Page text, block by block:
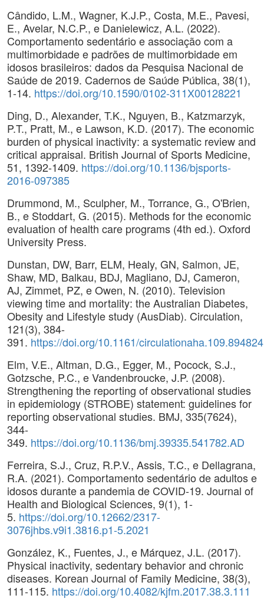
Cândido, L.M., Wagner, K.J.P., Costa, M.E., Pavesi,
E., Avelar, N.C.P., e Danielewicz, A.L. (2022).
Comportamento sedentário e associação com a
multimorbidade e padrões de multimorbidade em
idosos brasileiros: dados da Pesquisa Nacional de
Saúde de 2019. Cadernos de Saúde Pública, 38(1),
1-14. https://doi.org/10.1590/0102-311X00128221
Ding, D., Alexander, T.K., Nguyen, B., Katzmarzyk,
P.T., Pratt, M., e Lawson, K.D. (2017). The economic
burden of physical inactivity: a systematic review and
critical appraisal. British Journal of Sports Medicine,
51, 1392-1409. https://doi.org/10.1136/bjsports-
2016-097385
Drummond, M., Sculpher, M., Torrance, G., O'Brien,
B., e Stoddart, G. (2015). Methods for the economic
evaluation of health care programs (4th ed.). Oxford
University Press.
Dunstan, DW, Barr, ELM, Healy, GN, Salmon, JE,
Shaw, MD, Balkau, BDJ, Magliano, DJ, Cameron,
AJ, Zimmet, PZ, e Owen, N. (2010). Television
viewing time and mortality: the Australian Diabetes,
Obesity and Lifestyle study (AusDiab). Circulation,
121(3), 384-
391. https://doi.org/10.1161/circulationaha.109.894824
Elm, V.E., Altman, D.G., Egger, M., Pocock, S.J.,
Gotzsche, P.C., e Vandenbroucke, J.P. (2008).
Strengthening the reporting of observational studies
in epidemiology (STROBE) statement: guidelines for
reporting observational studies. BMJ, 335(7624),
344-
349. https://doi.org/10.1136/bmj.39335.541782.AD
Ferreira, S.J., Cruz, R.P.V., Assis, T.C., e Dellagrana,
R.A. (2021). Comportamento sedentário de adultos e
idosos durante a pandemia de COVID-19. Journal of
Health and Biological Sciences, 9(1), 1-
5. https://doi.org/10.12662/2317-
3076jhbs.v9i1.3816.p1-5.2021
González, K., Fuentes, J., e Márquez, J.L. (2017).
Physical inactivity, sedentary behavior and chronic
diseases. Korean Journal of Family Medicine, 38(3),
111-115. https://doi.org/10.4082/kjfm.2017.38.3.111